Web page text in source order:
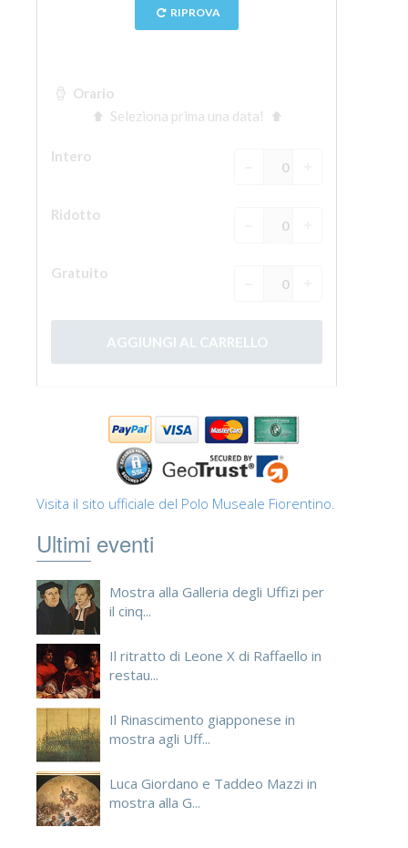
Santa Croce
Solo biglietti ad Ingresso rapido
Visita il sito ufficiale del Polo Museale Fiorentino.
Ultimi eventi
Mostra alla Galleria degli Uffizi per
il cinq...
Il ritratto di Leone X di Raffaello in
restau...
Il Rinascimento giapponese in
mostra agli Uff...
Luca Giordano e Taddeo Mazzi in
mostra alla G...